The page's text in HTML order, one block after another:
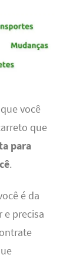
você
que
para
.
é da
e precisa